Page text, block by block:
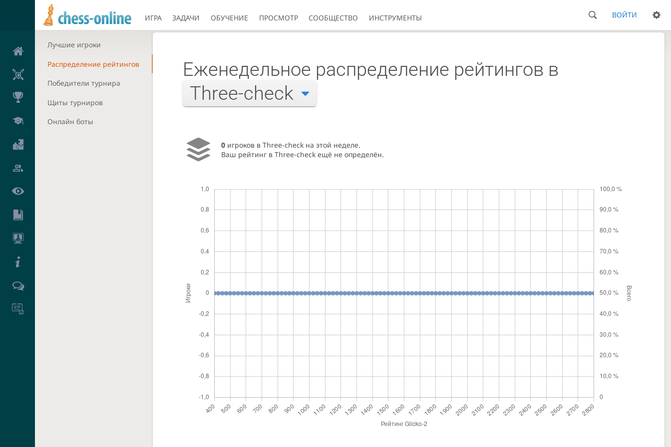
ИГРА ЗАДАЧИ ОБУЧЕНИЕ ПРОСМОТР СООБЩЕСТВО ИНСТРУМЕНТЫ ВОЙТИ
Лучшие игроки
Распределение рейтингов
Победители турнира
Щиты турниров
Онлайн боты
Еженедельное распределение рейтингов в
Three-check
0игроков в Three-check на этой неделе.
Ваш рейтинг в Three-check ещё не определён.